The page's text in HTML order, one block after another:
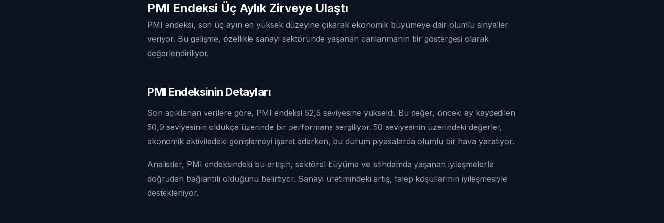
PMI Endeksi Üç Aylık Zirveye Ulaştı
PMI endeksi, son üç ayın en yüksek düzeyine çıkarak ekonomik büyümeye dair olumlu sinyaller
veriyor. Bu gelişme, özellikle sanayi sektöründe yaşanan canlanmanın bir göstergesi olarak
değerlendiriliyor.
PMI Endeksinin Detayları
Son açıklanan verilere göre, PMI endeksi 52,5 seviyesine yükseldi. Bu değer, önceki ay kaydedilen
50,9 seviyesinin oldukça üzerinde bir performans sergiliyor. 50 seviyesinin üzerindeki değerler,
ekonomik aktivitedeki genişlemeyi işaret ederken, bu durum piyasalarda olumlu bir hava yaratıyor.
Analistler, PMI endeksindeki bu artışın, sektörel büyüme ve istihdamda yaşanan iyileşmelerle
doğrudan bağlantılı olduğunu belirtiyor. Sanayi üretimindeki artış, talep koşullarının iyileşmesiyle
destekleniyor.